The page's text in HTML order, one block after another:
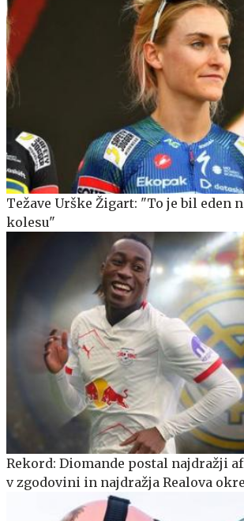
Težave Urške Žigart: "To je bil eden
kolesu"
Rekord: Diomande postal najdražji
v zgodovini in najdražja Realova